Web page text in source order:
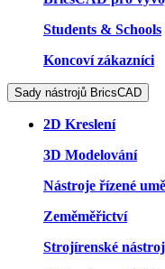
Students & Schools
Koncoví zákazníci
Sady nástrojů BricsCAD
2D Kreslení
3D Modelování
Nástroje řízené
Zeměměřictví
Strojírenské